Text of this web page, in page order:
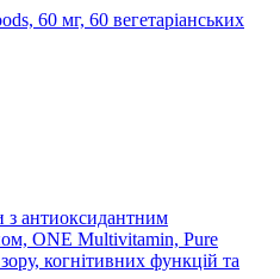
60 мг, 60 вегетаріанських